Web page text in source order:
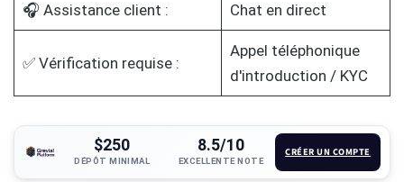
🎧 Assistance client : Chat en direct
✅ Vérification requise :
Appel téléphonique
d'introduction / KYC
$250
DÉPÔT MINIMAL
8.5/10
EXCELLENTE NOTE
CRÉER UN COMPTE